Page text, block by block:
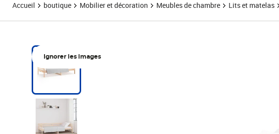
Accueil boutique Mobilier et décoration Meubles de chambre Lits et matelas
Ignorer les images